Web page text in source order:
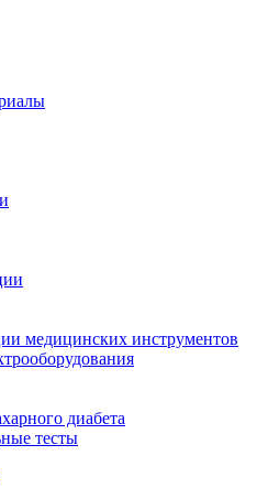
медицинских инструментов
диабета
тесты